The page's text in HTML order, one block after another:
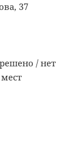
37
/ нет